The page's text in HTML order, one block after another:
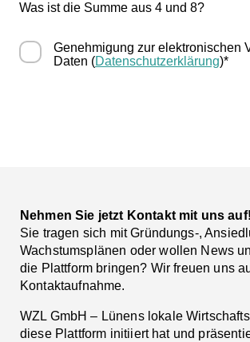
Was ist die Summe aus 4 und 8?
Genehmigung zur elektronischen
Daten (Datenschutzerklärung)*
Nehmen Sie jetzt Kontakt mit uns auf!
Sie tragen sich mit Gründungs-,
Wachstumsplänen oder wollen News
die Plattform bringen? Wir freuen uns
Kontaktaufnahme.
WZL GmbH – Lünens lokale
diese Plattform initiiert hat und